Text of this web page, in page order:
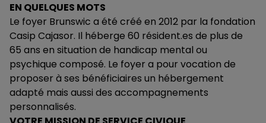
EN QUELQUES MOTS
Le foyer Brunswic a été créé en 2012 par la fondation
Casip Cajasor. Il héberge 60 résident.es de plus de
65 ans en situation de handicap mental ou
psychique composé. Le foyer a pour vocation de
proposer à ses bénéficiaires un hébergement
adapté mais aussi des accompagnements
personnalisés.